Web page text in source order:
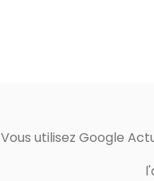
Vous utilisez Google